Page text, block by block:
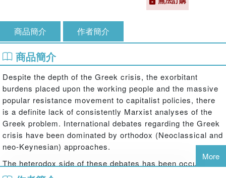
商品簡介 作者簡介
商品簡介
Despite the depth of the Greek crisis, the exorbitant
burdens placed upon the working people and the massive
popular resistance movement to capitalist policies, there
is a definite lack of consistently Marxist analyses of the
Greek problem. International debates regarding the Greek
crisis have been dominated by orthodox (Neoclassical and
neo-Keynesian) approaches.
The heterodox side of these debates has been occupied
by Radical Political Economy approaches (usually radical
More